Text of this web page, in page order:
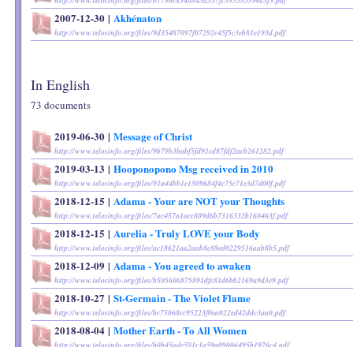
2007-12-30 | Akhénaton
http://www.telosinfo.org/files/9d35487097f07292c45f5c3eb81e193d.pdf
In English
73 documents
2019-06-30 | Message of Christ
http://www.telosinfo.org/files/9b79b3babf5fd91cd87fdf2acb261282.pdf
2019-03-13 | Hooponopono Msg received in 2010
http://www.telosinfo.org/files/91a44bb1e1509684f4c75c71e3d7d00f.pdf
2018-12-15 | Adama - Your are NOT your Thoughts
http://www.telosinfo.org/files/7ac457a1acc809d6b7316332b160463f.pdf
2018-12-15 | Aurelia - Truly LOVE your Body
http://www.telosinfo.org/files/ac18621aa2aab8c88ed0229516aab8b5.pdf
2018-12-09 | Adama - You agreed to awaken
http://www.telosinfo.org/files/b505606875891dfc81d6bb2169a9d3e9.pdf
2018-10-27 | St-Germain - The Violet Flame
http://www.telosinfo.org/files/bc75068cc95223f0ea022ed42ddc3aa0.pdf
2018-08-04 | Mother Earth - To All Women
http://www.telosinfo.org/files/b0b45ade591c1a59a09006495b1976c4.pdf